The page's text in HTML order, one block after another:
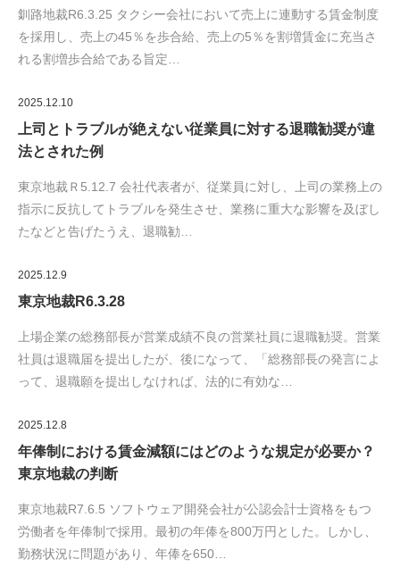
釧路地裁R6.3.25 タクシー会社において売上に連動する賃金制度
を採用し、売上の45％を歩合給、売上の5％を割増賃金に充当さ
れる割増歩合給である旨定…
2025.12.10
上司とトラブルが絶えない従業員に対する退職勧奨が違
法とされた例
東京地裁Ｒ5.12.7 会社代表者が、従業員に対し、上司の業務上の
指示に反抗してトラブルを発生させ、業務に重大な影響を及ぼし
たなどと告げたうえ、退職勧…
2025.12.9
東京地裁R6.3.28
上場企業の総務部長が営業成績不良の営業社員に退職勧奨。営業
社員は退職届を提出したが、後になって、「総務部長の発言によ
って、退職願を提出しなければ、法的に有効な…
2025.12.8
年俸制における賃金減額にはどのような規定が必要か？
東京地裁の判断
東京地裁R7.6.5 ソフトウェア開発会社が公認会計士資格をもつ
労働者を年俸制で採用。最初の年俸を800万円とした。しかし、
勤務状況に問題があり、年俸を650…